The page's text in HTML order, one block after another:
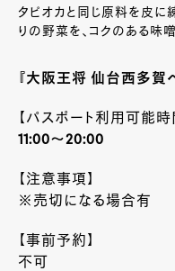
タピオカと同じ原料を皮に
りの野菜を、コクのある味
『大阪王将 仙台西多賀
【パスポート利用可能時
11:00～20:00
【注意事項】
※売切になる場合有
【事前予約】
不可